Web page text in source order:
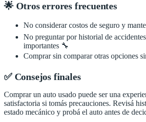
🌟 Otros errores frecuentes
No considerar costos de seguro y
No preguntar por historial de
importantes 🔧
Comprar sin comparar otras opciones
✅ Consejos finales
Comprar un auto usado puede ser una
satisfactoria si tomás precauciones. Revisá
estado mecánico y probá el auto antes de